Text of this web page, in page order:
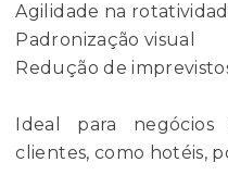
Agilidade na
Padronização visual
Redução de
Ideal para
clientes, como hotéis,